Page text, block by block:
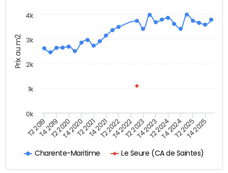
Prix au m2
Charente-Maritime Le Seure (CA de Saintes)
T2 2019T4 2019T2 2020T4 2020T2 2021T4 2021T2 2022T4 2022T2 2023T4 2023T2 2024T4 2024T2 2025T4 2025
0k
1k
2k
3k
4k